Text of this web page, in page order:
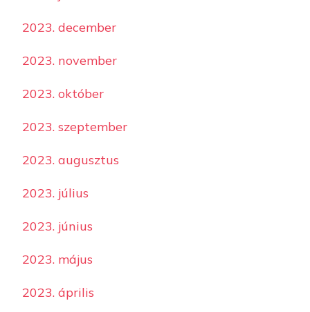
2023. december
2023. november
2023. október
2023. szeptember
2023. augusztus
2023. július
2023. június
2023. május
2023. április